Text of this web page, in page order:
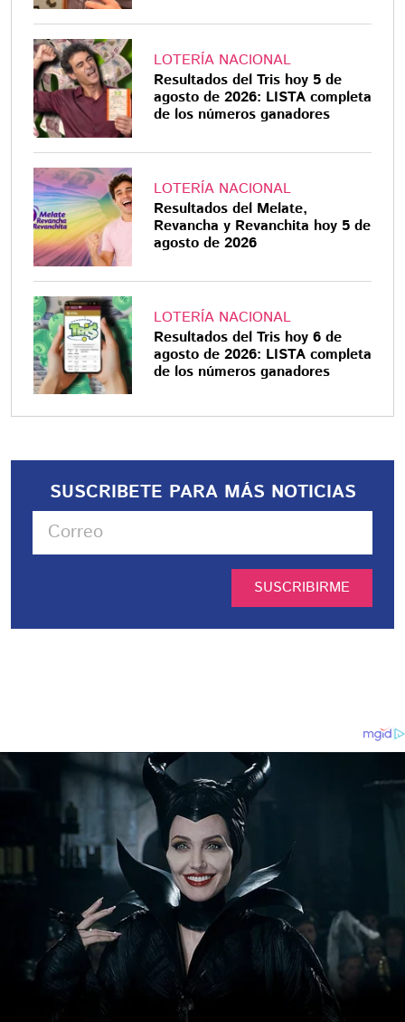
LOTERÍA NACIONAL
Resultados del Tris hoy 5 de
agosto de 2026: LISTA completa
de los números ganadores
LOTERÍA NACIONAL
Resultados del Melate,
Revancha y Revanchita hoy 5 de
agosto de 2026
LOTERÍA NACIONAL
Resultados del Tris hoy 6 de
agosto de 2026: LISTA completa
de los números ganadores
SUSCRIBETE PARA MÁS NOTICIAS
SUSCRIBIRME